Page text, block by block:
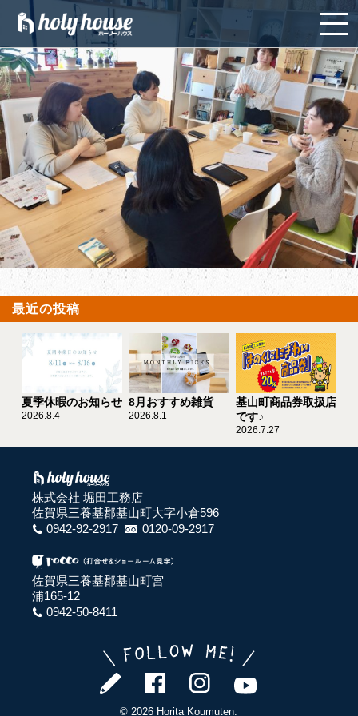
最近の投稿
夏季休暇のお知らせ
2026.8.4
8月おすすめ雑貨
2026.8.1
基山町商品券取扱店
です♪
2026.7.27
株式会社 堀田工務店
佐賀県三養基郡基山町大字小倉596
0942-92-2917
0120-09-2917
佐賀県三養基郡基山町宮
浦165-12
0942-50-8411
© 2026 Horita Koumuten.